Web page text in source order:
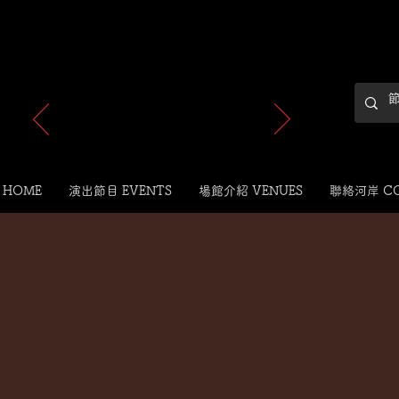
HOME 演出節目 EVENTS 場館介紹 VENUES 聯絡河岸